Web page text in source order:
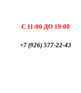
С 11:00 ДО 19:00
+7 (926) 577-22-43